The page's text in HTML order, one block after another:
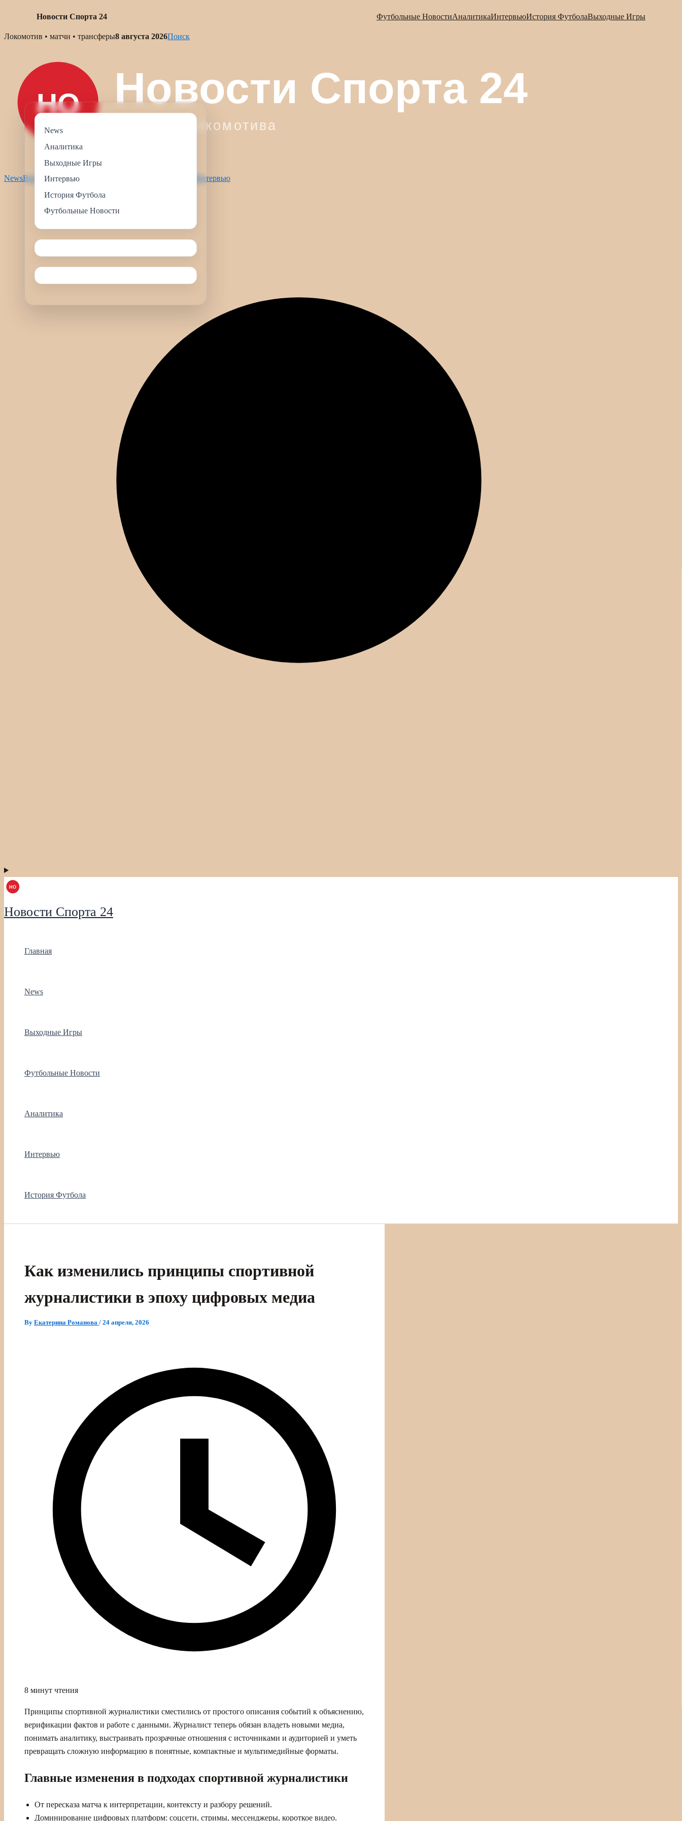
Новости Спорта 24 Футбольные НовостиАналитикаИнтервьюИстория ФутболаВыходные Игры
Skip
Локомотив • матчи • трансферы8 августа 2026Поиск
NewsВыходные Игры Интервью
Новости Спорта 24
Главная
News
Выходные Игры
Футбольные Новости
Аналитика
Интервью
История Футбола
Как изменились принципы спортивной
журналистики в эпоху цифровых медиа
By Екатерина Романова / 24 апреля, 2026
8 минут чтения
Принципы спортивной журналистики сместились от простого описания событий к объяснению,
верификации фактов и работе с данными. Журналист теперь обязан владеть новыми медиа,
понимать аналитику, выстраивать прозрачные отношения с источниками и аудиторией и уметь
превращать сложную информацию в понятные, компактные и мультимедийные форматы.
Главные изменения в подходах спортивной журналистики
От пересказа матча к интерпретации, контексту и разбору решений.
Доминирование цифровых платформ: соцсети, стримы, мессенджеры, короткое видео.
News
Аналитика
Выходные Игры
Интервью
История Футбола
Футбольные Новости